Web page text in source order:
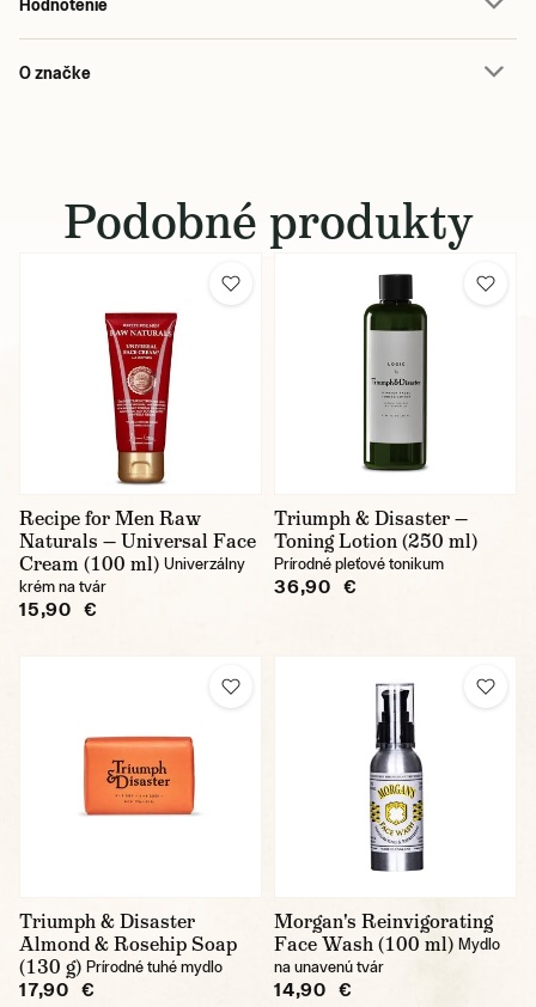
Hodnotenie
O značke
Podobné produkty
Recipe for Men Raw
Naturals — Universal Face
Cream (100 ml) Univerzálny
krém na tvár
15,90 €
Triumph & Disaster —
Toning Lotion (250 ml)
Prírodné pleťové tonikum
36,90 €
Triumph & Disaster
Almond & Rosehip Soap
(130 g) Prírodné tuhé mydlo
17,90 €
Morgan's Reinvigorating
Face Wash (100 ml) Mydlo
na unavenú tvár
14,90 €